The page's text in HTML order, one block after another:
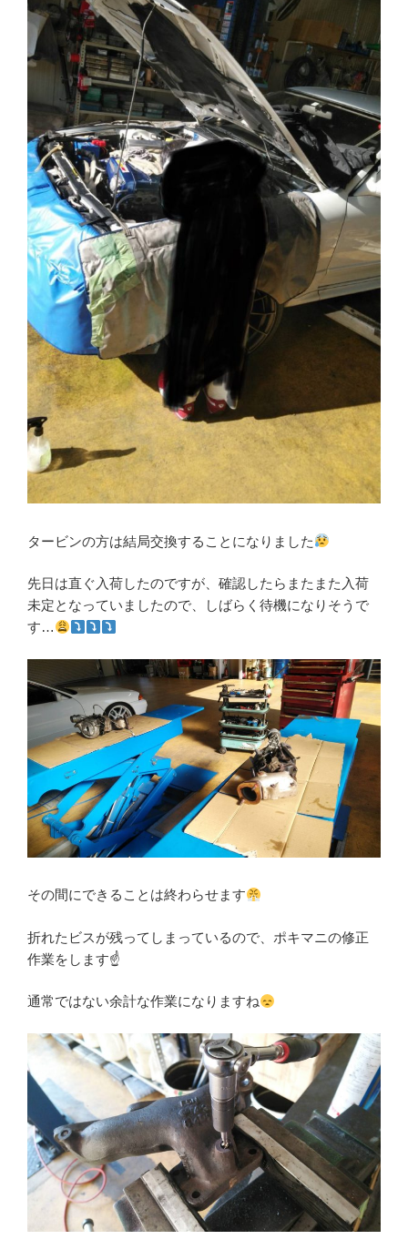
タービンの方は結局交換することになりました
先日は直ぐ入荷したのですが、確認したらまたまた入荷
未定となっていましたので、しばらく待機になりそうで
す…
その間にできることは終わらせます
折れたビスが残ってしまっているので、ポキマニの修正
作業をします☝️
通常ではない余計な作業になりますね